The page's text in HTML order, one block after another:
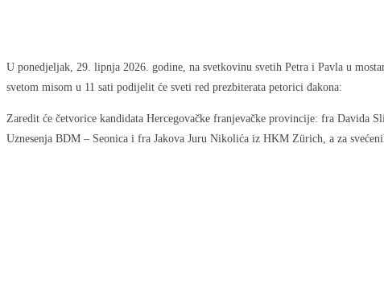
U ponedjeljak, 29. lipnja 2026. godine, na svetkovinu svetih Petra i Pavla u
svetom misom u 11 sati podijelit će sveti red prezbiterata petorici đakona:
Zaredit će četvorice kandidata Hercegovačke franjevačke provincije: fra Davida
Uznesenja BDM – Seonica i fra Jakova Juru Nikolića iz HKM Zürich, a za